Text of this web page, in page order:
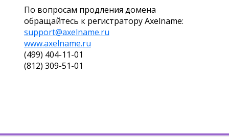
По вопросам продления домена
обращайтесь к регистратору Axelname:
support@axelname.ru
www.axelname.ru
(499) 404-11-01
(812) 309-51-01